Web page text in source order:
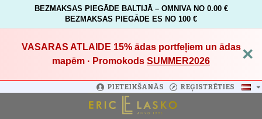
BEZMAKSAS PIEGĀDE BALTIJĀ – OMNIVA NO 0.00 €
BEZMAKSAS PIEGĀDE ES NO 100 €
VASARAS ATLAIDE 15%ādas portfeļiem un ādas
mapēm · Promokods SUMMER2026 ×
PIETEIKŠANĀS REĢISTRĒTIES